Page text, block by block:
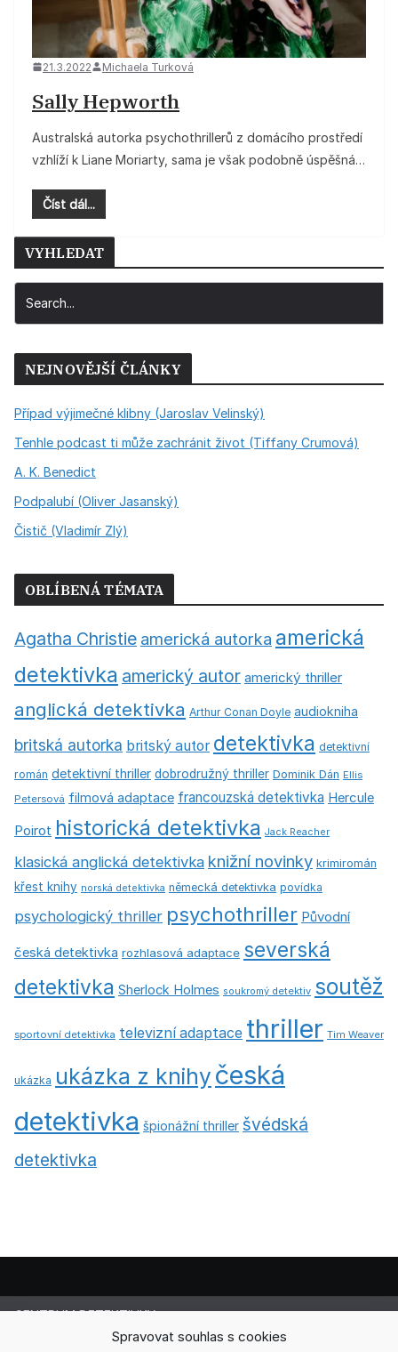
Spravovat souhlas s cookies
21.3.2022 Michaela Turková
Sally Hepworth
Australská autorka psychothrillerů z domácího prostředí
vzhlíží k Liane Moriarty, sama je však podobně úspěšná…
Číst dál...
VYHLEDAT
NEJNOVĚJŠÍ ČLÁNKY
Případ výjimečné klibny (Jaroslav Velinský)
Tenhle podcast ti může zachránit život (Tiffany Crumová)
A. K. Benedict
Podpalubí (Oliver Jasanský)
Čistič (Vladimír Zlý)
OBLÍBENÁ TÉMATA
Agatha Christie americká autorka americká
detektivka americký autor americký thriller
anglická detektivka Arthur Conan Doyle audiokniha
britská autorka britský autor detektivka detektivní
román detektivní thriller dobrodružný thriller Dominik Dán Ellis
Petersová filmová adaptace francouzská detektivka Hercule
Poirot historická detektivka Jack Reacher
klasická anglická detektivka knižní novinky krimiromán
křest knihy norská detektivka německá detektivka povídka
psychologický thriller psychothriller Původní
česká detektivka rozhlasová adaptace severská
detektivka Sherlock Holmes soukromý detektiv soutěž
sportovní detektivka televizní adaptace thriller Tim Weaver
ukázka ukázka z knihy česká
detektivka špionážní thriller švédská
detektivka
CENTRUM DETEKTIVKY
Lucie Cermanová